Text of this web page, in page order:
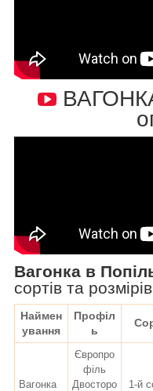
Вагонка в
сортів та
Наймен
ування
Профіл
ь
Вагонка
Європро
філь
Двосторо
1-й